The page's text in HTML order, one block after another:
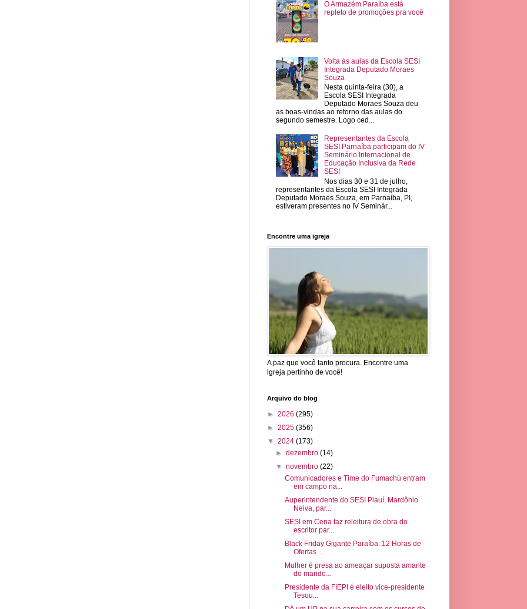
O Armazém Paraíba está
repleto de promoções pra você
Volta às aulas da Escola SESI
Integrada Deputado Moraes
Souza
Nesta quinta-feira (30), a
Escola SESI Integrada
Deputado Moraes Souza deu
as boas-vindas ao retorno das aulas do
segundo semestre. Logo ced...
Representantes da Escola
SESI Parnaíba participam do IV
Seminário Internacional de
Educação Inclusiva da Rede
SESI
Nos dias 30 e 31 de julho,
representantes da Escola SESI Integrada
Deputado Moraes Souza, em Parnaíba, PI,
estiveram presentes no IV Seminár...
Encontre uma igreja
A paz que você tanto procura. Encontre uma
igreja pertinho de você!
Arquivo do blog
► 2026 (295)
► 2025 (356)
▼ 2024 (173)
►dezembro(14)
▼novembro(22)
Comunicadores e Time do Fumachú entram
em campo na...
Auperintendente do SESI Piauí, Mardônio
Neiva, par...
SESI em Cena faz releitura de obra do
escritor par...
Black Friday Gigante Paraíba: 12 Horas de
Ofertas ...
Mulher é presa ao ameaçar suposta amante
do marido...
Presidente da FIEPI é eleito vice-presidente
Tesou...